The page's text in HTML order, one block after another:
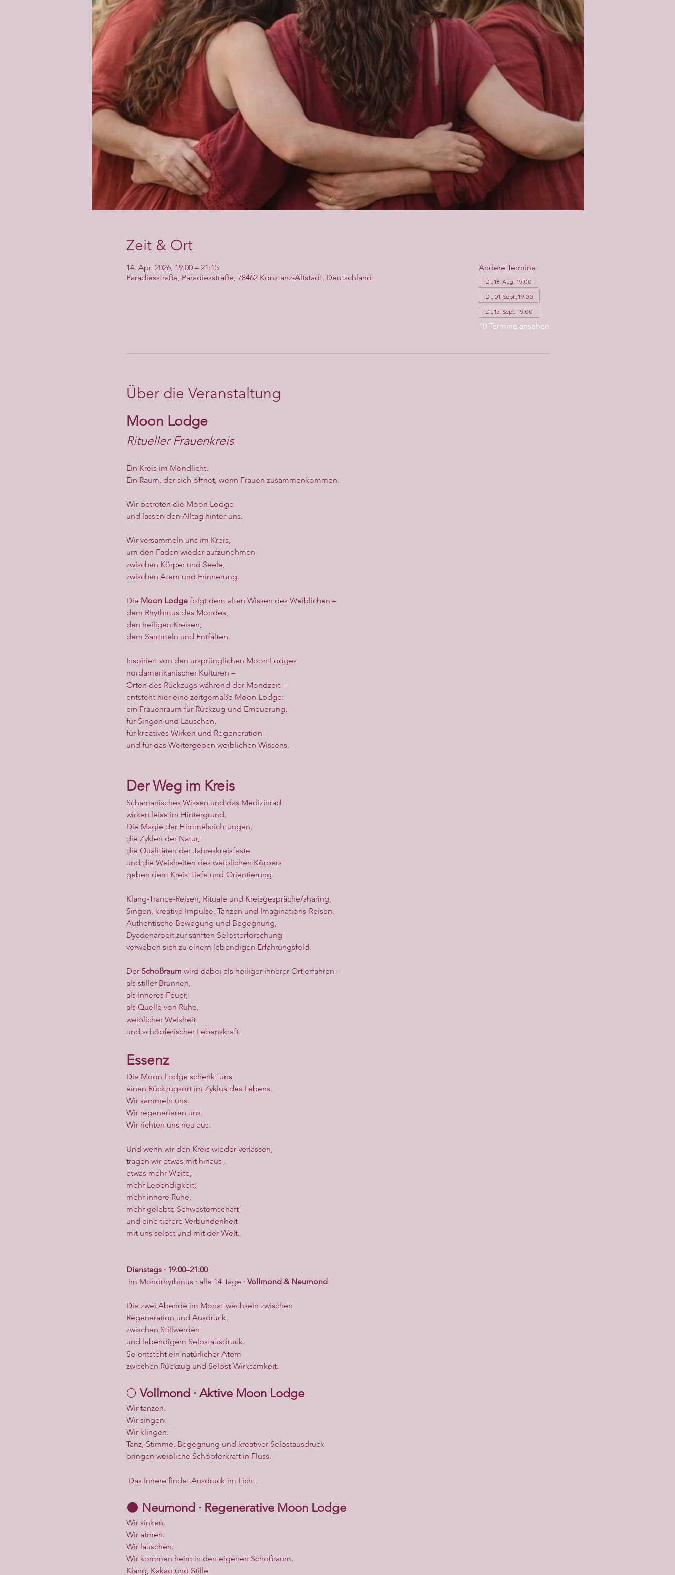
Zeit & Ort
14. Apr. 2026, 19:00 – 21:15
Paradiesstraße, Paradiesstraße, 78462 Konstanz-Altstadt, Deutschland
Andere Termine
Di., 18. Aug., 19:00
Di., 01. Sept., 19:00
Di., 15. Sept., 19:00
10 Termine ansehen
Über die Veranstaltung
Moon Lodge
Ritueller Frauenkreis
Ein Kreis im Mondlicht.
Ein Raum, der sich öffnet, wenn Frauen zusammenkommen.
Wir betreten die Moon Lodge
und lassen den Alltag hinter uns.
Wir versammeln uns im Kreis,
um den Faden wieder aufzunehmen
zwischen Körper und Seele,
zwischen Atem und Erinnerung.
Die Moon Lodge folgt dem alten Wissen des Weiblichen –
dem Rhythmus des Mondes,
den heiligen Kreisen,
dem Sammeln und Entfalten.
Inspiriert von den ursprünglichen Moon Lodges
nordamerikanischer Kulturen –
Orten des Rückzugs während der Mondzeit –
entsteht hier eine zeitgemäße Moon Lodge:
ein Frauenraum für Rückzug und Erneuerung,
für Singen und Lauschen,
für kreatives Wirken und Regeneration
und für das Weitergeben weiblichen Wissens.
Der Weg im Kreis
Schamanisches Wissen und das Medizinrad
wirken leise im Hintergrund.
Die Magie der Himmelsrichtungen,
die Zyklen der Natur,
die Qualitäten der Jahreskreisfeste
und die Weisheiten des weiblichen Körpers
geben dem Kreis Tiefe und Orientierung.
Klang-Trance-Reisen, Rituale und Kreisgespräche/sharing,
Singen, kreative Impulse, Tanzen und Imaginations-Reisen,
Authentische Bewegung und Begegnung,
Dyadenarbeit zur sanften Selbsterforschung
verweben sich zu einem lebendigen Erfahrungsfeld.
Der Schoßraum wird dabei als heiliger innerer Ort erfahren –
als stiller Brunnen,
als inneres Feuer,
als Quelle von Ruhe,
weiblicher Weisheit
und schöpferischer Lebenskraft.
Essenz
Die Moon Lodge schenkt uns
einen Rückzugsort im Zyklus des Lebens.
Wir sammeln uns.
Wir regenerieren uns.
Wir richten uns neu aus.
Und wenn wir den Kreis wieder verlassen,
tragen wir etwas mit hinaus –
etwas mehr Weite,
mehr Lebendigkeit,
mehr innere Ruhe,
mehr gelebte Schwesternschaft
und eine tiefere Verbundenheit
mit uns selbst und mit der Welt.
Dienstags · 19:00–21:00
im Mondrhythmus · alle 14 Tage · Vollmond & Neumond
Die zwei Abende im Monat wechseln zwischen
Regeneration und Ausdruck,
zwischen Stillwerden
und lebendigem Selbstausdruck.
So entsteht ein natürlicher Atem
zwischen Rückzug und Selbst-Wirksamkeit.
🌕 Vollmond · Aktive Moon Lodge
Wir tanzen.
Wir singen.
Wir klingen.
Tanz, Stimme, Begegnung und kreativer Selbstausdruck
bringen weibliche Schöpferkraft in Fluss.
Das Innere findet Ausdruck im Licht.
🌑 Neumond · Regenerative Moon Lodge
Wir sinken.
Wir atmen.
Wir lauschen.
Wir kommen heim in den eigenen Schoßraum.
Klang, Kakao und Stille